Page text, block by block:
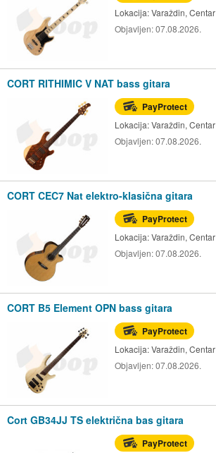
Lokacija:Varaždin, Centar
Objavljen:07.08.2026.
CORT RITHIMIC V NAT bass gitara
PayProtect
Lokacija:Varaždin, Centar
Objavljen:07.08.2026.
CORT CEC7 Nat elektro-klasična gitara
PayProtect
Lokacija:Varaždin, Centar
Objavljen:07.08.2026.
CORT B5 Element OPN bass gitara
PayProtect
Lokacija:Varaždin, Centar
Objavljen:07.08.2026.
Cort GB34JJ TS električna bas gitara
PayProtect